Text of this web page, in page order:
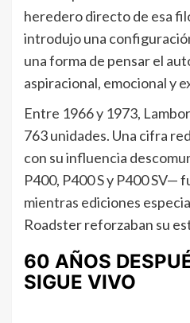
heredero directo de esa
introdujo una
una forma de pensar el
aspiracional, emocional y
Entre 1966 y 1973,
763 unidades. Una cifra
con su influencia
P400, P400 S y P400 SV—
mientras ediciones
Roadster reforzaban su
60 AÑOS
SIGUE VIVO